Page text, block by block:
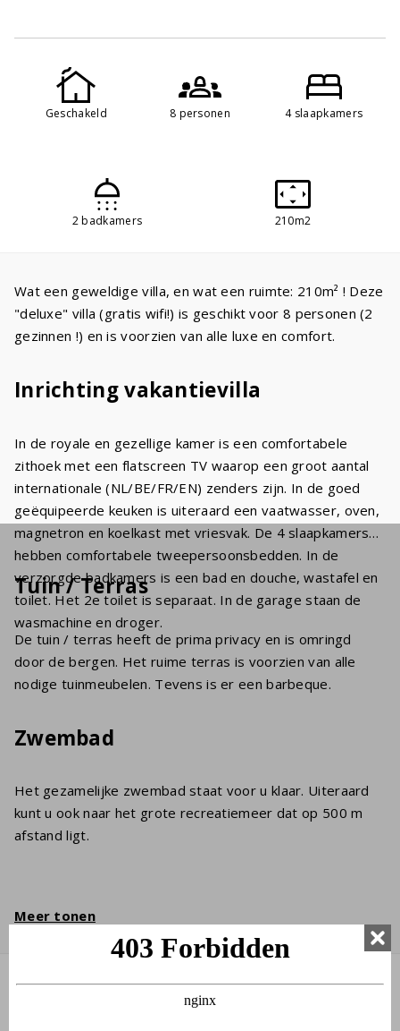
Geschakeld 8 personen 4 slaapkamers
2 badkamers 210m2
Wat een geweldige villa, en wat een ruimte: 210m² ! Deze
"deluxe" villa (gratis wifi!) is geschikt voor 8 personen (2
gezinnen !) en is voorzien van alle luxe en comfort.
Inrichting vakantievilla
In de royale en gezellige kamer is een comfortabele
zithoek met een flatscreen TV waarop een groot aantal
internationale (NL/BE/FR/EN) zenders zijn. In de goed
geëquipeerde keuken is uiteraard een vaatwasser, oven,
magnetron en koelkast met vriesvak. De 4 slaapkamers
hebben comfortabele tweepersoonsbedden. In de
verzorgde badkamers is een bad en douche, wastafel en
toilet. Het 2e toilet is separaat. In de garage staan de
wasmachine en droger.
Tuin / Terras
De tuin / terras heeft de prima privacy en is omringd
door de bergen. Het ruime terras is voorzien van alle
nodige tuinmeubelen. Tevens is er een barbeque.
Zwembad
Het gezamelijke zwembad staat voor u klaar. Uiteraard
kunt u ook naar het grote recreatiemeer dat op 500 m
afstand ligt.
Meer tonen